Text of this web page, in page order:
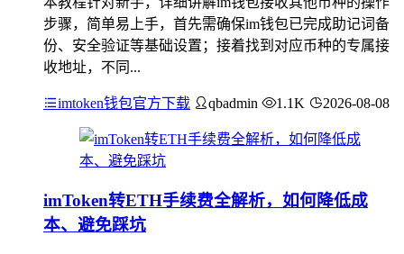
步骤，简单易上手，首先需确保im钱包已完成助记词备
份、安全验证等基础设置；接着找到对应币种的专属接
收地址，不同...
imtoken钱包官方下载 qbadmin 1.1K 2026-08-08
imToken转ETH手续费全解析，如何降低成
本、避免踩坑